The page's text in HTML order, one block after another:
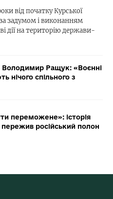
від початку Курської
задумом і виконанням
дії на територію держави-
Володимир Ращук: «Воєнні
нічого спільного з
переможене»: історія
пережив російський полон